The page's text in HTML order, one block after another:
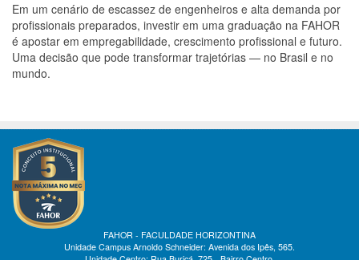
Em um cenário de escassez de engenheiros e alta demanda por
profissionais preparados, investir em uma graduação na FAHOR
é apostar em empregabilidade, crescimento profissional e futuro.
Uma decisão que pode transformar trajetórias — no Brasil e no
mundo.
FAHOR - FACULDADE HORIZONTINA
Unidade Campus Arnoldo Schneider: Avenida dos Ipês, 565.